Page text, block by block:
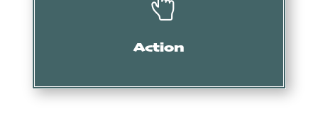
Action
Mise en demeure, intervention des services douaniers,